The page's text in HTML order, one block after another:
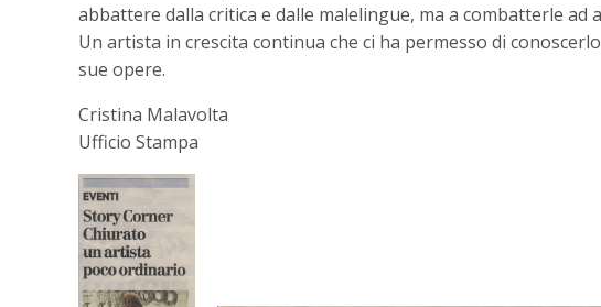
abbattere dalla critica e dalle malelingue, ma a combatterle ad
Un artista in crescita continua che ci ha permesso di
sue opere.
Cristina Malavolta
Ufficio Stampa